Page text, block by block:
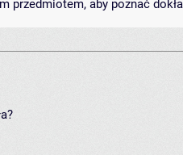
przedmiotem, aby poznać